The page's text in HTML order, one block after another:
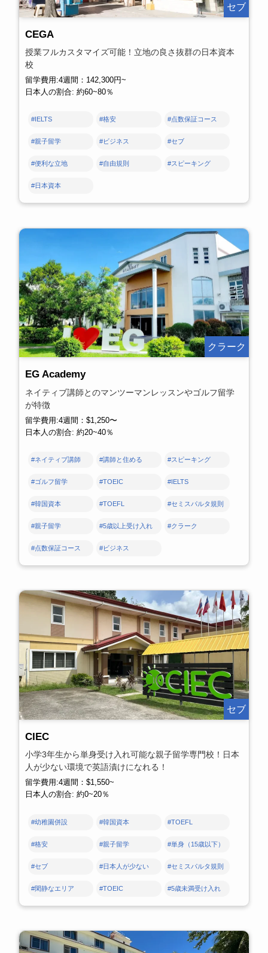
セブ
CEGA
授業フルカスタマイズ可能！立地の良さ抜群の日本資本
校
留学費用:4週間：142,300円~
日本人の割合: 約60~80％
#IELTS #格安 #点数保証コース
#親子留学 #ビジネス #セブ
#便利な立地 #自由規則 #スピーキング
#日本資本
クラーク
EG Academy
ネイティブ講師とのマンツーマンレッスンやゴルフ留学
が特徴
留学費用:4週間：$1,250〜
日本人の割合: 約20~40％
#ネイティブ講師 #講師と住める #スピーキング
#ゴルフ留学 #TOEIC #IELTS
#韓国資本 #TOEFL #セミスパルタ規則
#親子留学 #5歳以上受け入れ #クラーク
#点数保証コース #ビジネス
セブ
CIEC
小学3年生から単身受け入れ可能な親子留学専門校！日本
人が少ない環境で英語漬けになれる！
留学費用:4週間：$1,550~
日本人の割合: 約0~20％
#幼稚園併設 #韓国資本 #TOEFL
#格安 #親子留学 #単身（15歳以下）
#セブ #日本人が少ない #セミスパルタ規則
#閑静なエリア #TOEIC #5歳未満受け入れ